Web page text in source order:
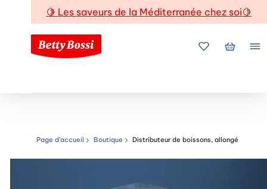
🍋 Les saveurs de la Méditerranée chez soi🍋
Mes favoris
Mon
Chemin de navigation
Page d’accueil Boutique Distributeur de boissons, allongé